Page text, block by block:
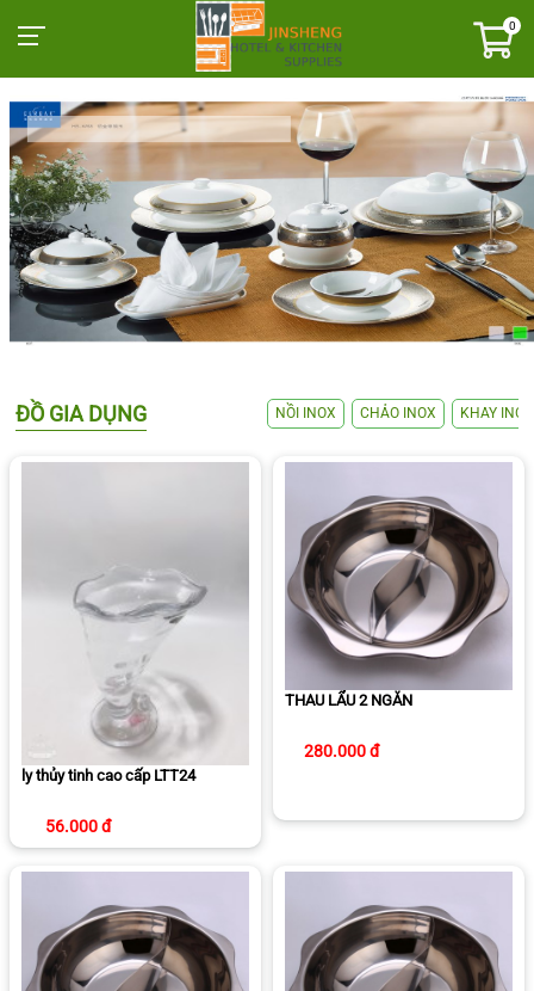
0
ĐỒ GIA DỤNG NỒI INOX CHẢO INOX KHAY INOX
ly thủy tinh cao cấp LTT24
56.000 đ
THAU LẨU 2 NGĂN
280.000 đ